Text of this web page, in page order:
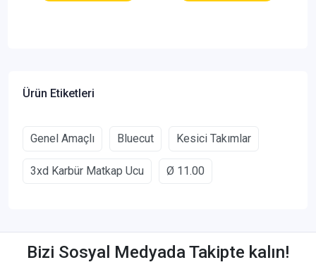
Ürün Etiketleri
Genel Amaçlı Bluecut Kesici Takımlar
3xd Karbür Matkap Ucu Ø 11.00
Bizi Sosyal Medyada Takipte kalın!